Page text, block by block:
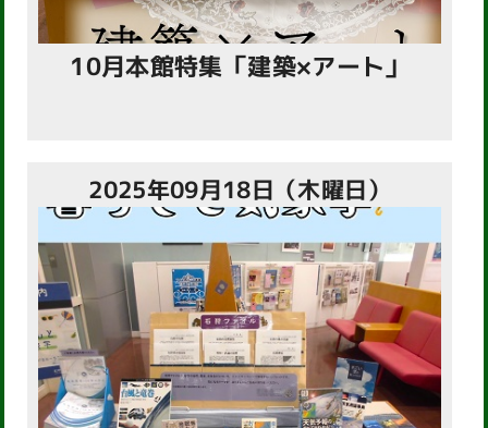
10月本館特集「建築×アート」
2025年09月18日（木曜日）